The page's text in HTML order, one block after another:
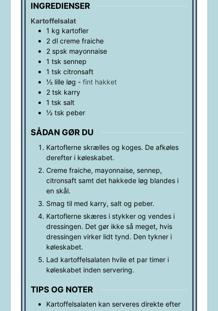
INGREDIENSER
Kartoffelsalat
1 kg kartofler
2 dl creme fraiche
2 spsk mayonnaise
1 tsk sennep
1 tsk citronsaft
½ lille løg - fint hakket
2 tsk karry
1 tsk salt
½ tsk peber
SÅDAN GØR DU
Kartoflerne skrælles og koges. De afkøles
derefter i køleskabet.
Creme fraiche, mayonnaise, sennep,
citronsaft samt det hakkede løg blandes i
en skål.
Smag til med karry, salt og peber.
Kartoflerne skæres i stykker og vendes i
dressingen. Det gør ikke så meget, hvis
dressingen virker lidt tynd. Den tykner i
køleskabet.
Lad kartoffelsalaten hvile et par timer i
køleskabet inden servering.
TIPS OG NOTER
Kartoffelsalaten kan serveres direkte efter